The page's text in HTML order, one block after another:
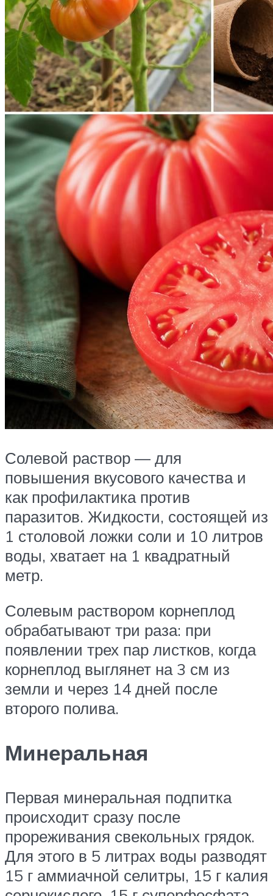
Солевой раствор — для
повышения вкусового качества и
как профилактика против
паразитов. Жидкости, состоящей из
1 столовой ложки соли и 10 литров
воды, хватает на 1 квадратный
метр.
Солевым раствором корнеплод
обрабатывают три раза: при
появлении трех пар листков, когда
корнеплод выглянет на 3 см из
земли и через 14 дней после
второго полива.
Минеральная
Первая минеральная подпитка
происходит сразу после
прореживания свекольных грядок.
Для этого в 5 литрах воды разводят
15 г аммиачной селитры, 15 г калия